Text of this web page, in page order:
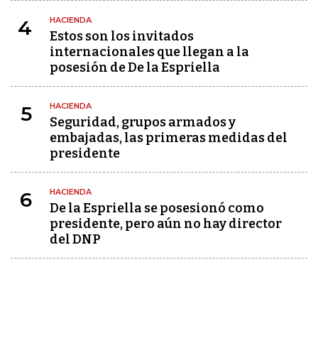
4 HACIENDA
Estos son los invitados
internacionales que llegan a la
posesión de De la Espriella
5 HACIENDA
Seguridad, grupos armados y
embajadas, las primeras medidas del
presidente
6 HACIENDA
De la Espriella se posesionó como
presidente, pero aún no hay director
del DNP